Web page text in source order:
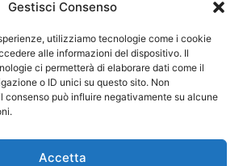
Gestisci Consenso
utilizziamo tecnologie come i cookie
alle informazioni del dispositivo. Il
ci permetterà di elaborare dati come il
o ID unici su questo sito. Non
consenso può influire negativamente su alcune
Accetta